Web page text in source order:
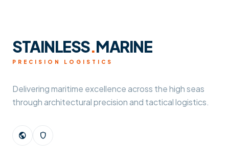
STAINLESS.MARINE
PRECISION LOGISTICS
Delivering maritime excellence across the high seas
through architectural precision and tactical logistics.
public shield